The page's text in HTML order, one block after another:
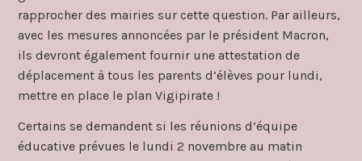
rapprocher des mairies sur cette question. Par ailleurs,
avec les mesures annoncées par le président Macron,
ils devront également fournir une attestation de
déplacement à tous les parents d’élèves pour lundi,
mettre en place le plan Vigipirate !
Certains se demandent si les réunions d’équipe
éducative prévues le lundi 2 novembre au matin